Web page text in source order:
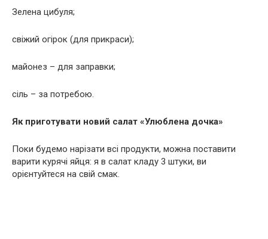
Зелена цибуля;
свіжий огірок (для прикраси);
майонез – для заправки;
сіль – за потребою.
Як приготувати новий салат «Улюблена дочка»
Поки будемо нарізати всі продукти, можна поставити
варити курячі яйця: я в салат кладу 3 штуки, ви
орієнтуйтеся на свій смак.